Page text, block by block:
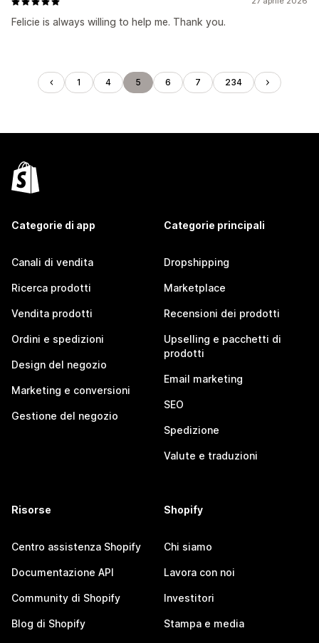
Felicie is always willing to help me. Thank you.
1 4 5 6 7 234
Categorie di app
Canali di vendita
Ricerca prodotti
Vendita prodotti
Ordini e spedizioni
Design del negozio
Marketing e conversioni
Gestione del negozio
Categorie principali
Dropshipping
Marketplace
Recensioni dei prodotti
Upselling e pacchetti di
prodotti
Email marketing
SEO
Spedizione
Valute e traduzioni
Risorse
Centro assistenza Shopify
Documentazione API
Community di Shopify
Blog di Shopify
Shopify
Chi siamo
Lavora con noi
Investitori
Stampa e media